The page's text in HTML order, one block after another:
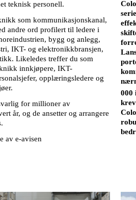
teknisk personell.
som kommunikasjonskanal,
andre ord profilert til ledere i
bygg og anlegg,
IKT- og elektronikkbransjen,
Likeledes treffer du som
innkjøpere, IKT-
opplæringsledere og
for millioner av
år, og de ansetter og arrangere
av e-avisen
000